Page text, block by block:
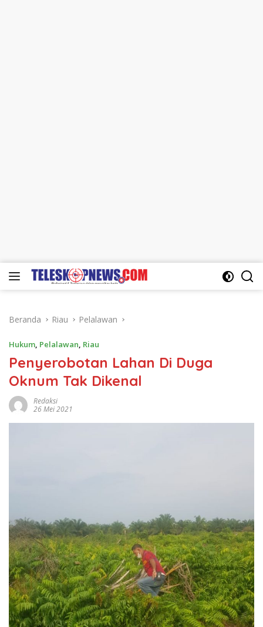
Langsung
Beranda Riau Pelalawan
Hukum, Pelalawan, Riau
Penyerobotan Lahan Di Duga
Oknum Tak Dikenal
Redaksi
26 Mei 2021